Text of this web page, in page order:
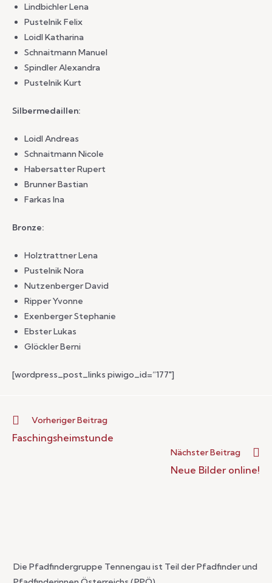
Lindbichler Lena
Pustelnik Felix
Loidl Katharina
Schnaitmann Manuel
Spindler Alexandra
Pustelnik Kurt
Silbermedaillen:
Loidl Andreas
Schnaitmann Nicole
Habersatter Rupert
Brunner Bastian
Farkas Ina
Bronze:
Holztrattner Lena
Pustelnik Nora
Nutzenberger David
Ripper Yvonne
Exenberger Stephanie
Ebster Lukas
Glöckler Berni
[wordpress_post_links piwigo_id=“177″]
Vorheriger Beitrag
Faschingsheimstunde
Nächster Beitrag
Neue Bilder online!
Die Pfadfindergruppe Tennengau ist Teil der Pfadfinder und